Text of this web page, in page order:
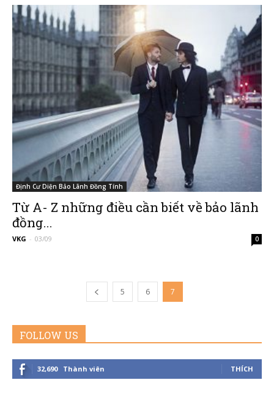
Định Cư Diện Bảo Lãnh Đồng Tính
Từ A- Z những điều cần biết về bảo lãnh
đồng...
VKG - 03/09 0
5 6 7
FOLLOW US
32,690 Thành viên THÍCH